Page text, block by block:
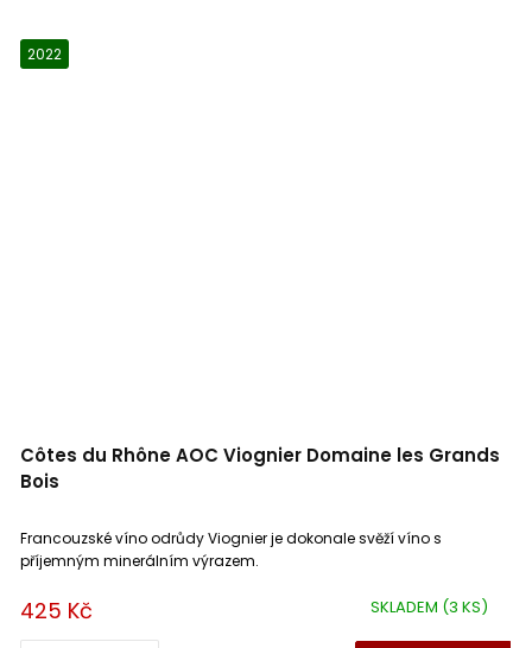
2022
Côtes du Rhône AOC Viognier Domaine les Grands
Bois
SKLADEM (3 KS)
425 Kč
Francouzské víno odrůdy Viognier je dokonale svěží víno s
příjemným minerálním výrazem.